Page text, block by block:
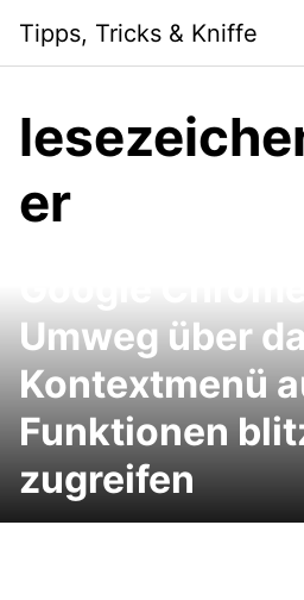
content
Tipps, Tricks & Kniffe
er
Umweg über
Kontextmenü
Funktionen
zugreifen